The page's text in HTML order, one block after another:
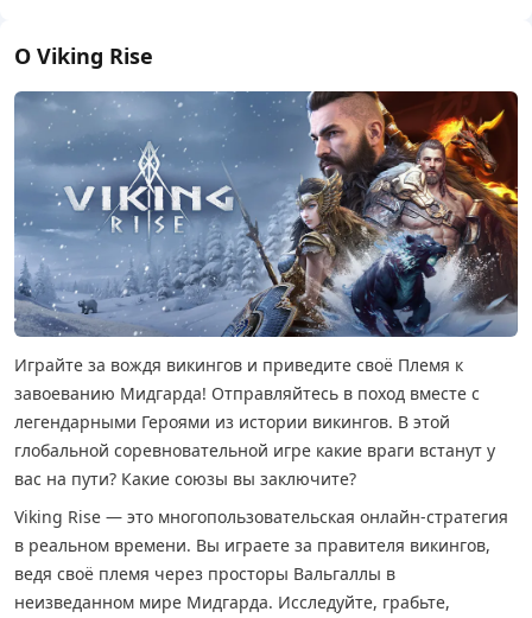
О Viking Rise
Играйте за вождя викингов и приведите своё Племя к
завоеванию Мидгарда! Отправляйтесь в поход вместе с
легендарными Героями из истории викингов. В этой
глобальной соревновательной игре какие враги встанут у
вас на пути? Какие союзы вы заключите?
Viking Rise — это многопользовательская онлайн-стратегия
в реальном времени. Вы играете за правителя викингов,
ведя своё племя через просторы Вальгаллы в
неизведанном мире Мидгарда. Исследуйте, грабьте,